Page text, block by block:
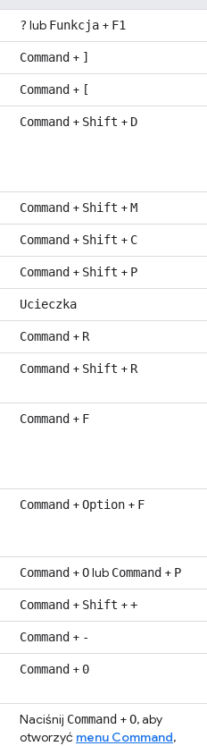
? lub Funkcja + F1
Command + ]
Command + [
Command + Shift + D
Command + Shift +M
Command + Shift + C
Command + Shift + P
Ucieczka
Command + R
Command + Shift + R
Command + F
Command +Option + F
Command +Olub Command + P
Command + Shift ++
Command + -
Command + 0
Naciśnij Command +O, aby
otworzyć menu Command,